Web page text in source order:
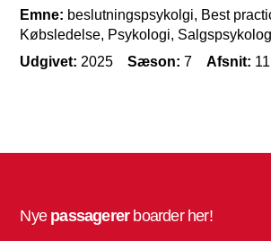
Emne: beslutningspsykolgi, Best
Købsledelse, Psykologi,
Udgivet: 2025 Sæson: 7 Afsnit: 11
Nye passagererboarder her!